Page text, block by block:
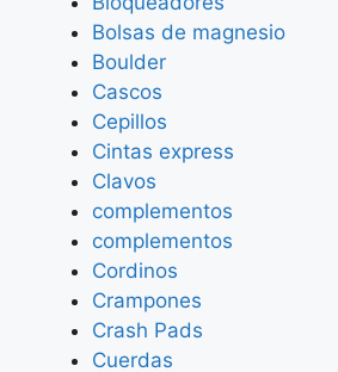
Bolsas de magnesio
Boulder
Cascos
Cepillos
Cintas express
Clavos
complementos
complementos
Cordinos
Crampones
Crash Pads
Cuerdas